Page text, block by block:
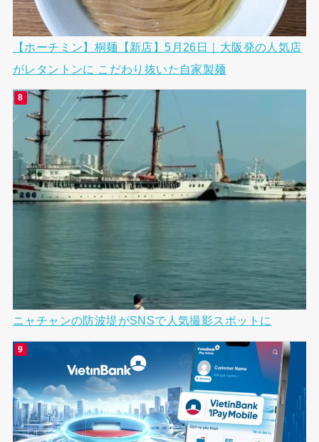
【ホーチミン】桐麺【新店】5月26日｜大阪発の人気店
がレタントンに こだわり抜いた自家製麺
ニャチャンの防波堤がSNSで人気撮影スポットに